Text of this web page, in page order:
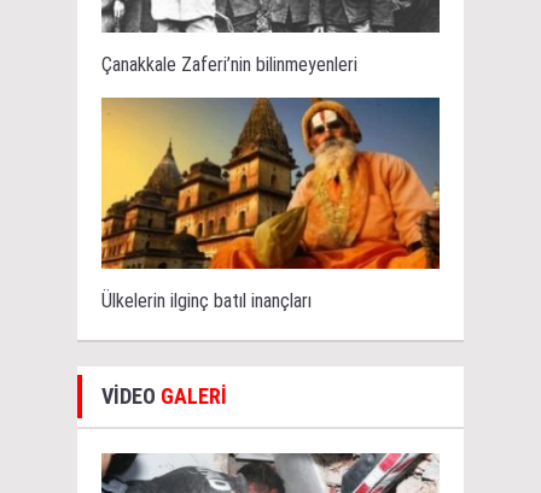
Çanakkale Zaferi’nin bilinmeyenleri
Ülkelerin ilginç batıl inançları
VİDEO GALERİ